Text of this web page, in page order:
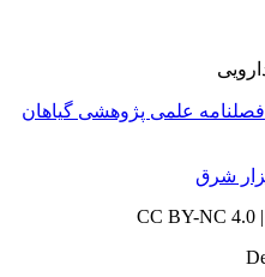
علمی پژوهشی گیاهان
شرق